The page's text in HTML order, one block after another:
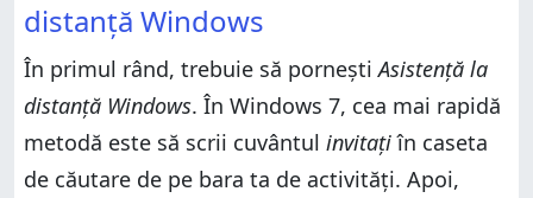
distanță Windows
În primul rând, trebuie să porneștiAsistență la
distanță Windows. În Windows 7, cea mai rapidă
metodă este să scrii cuvântul invitațiîn caseta
de căutare de pe bara ta de activități. Apoi,